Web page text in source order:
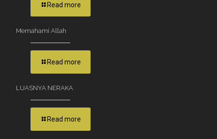
Read more
Memahami Allah
Read more
LUASNYA NERAKA
Read more